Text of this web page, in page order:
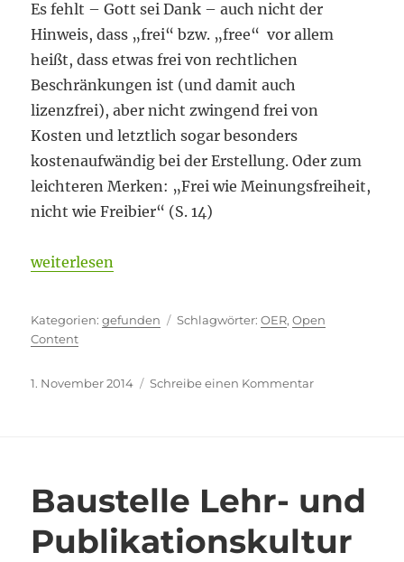
Es fehlt – Gott sei Dank – auch nicht der
Hinweis, dass „frei“ bzw. „free“ vor allem
heißt, dass etwas frei von rechtlichen
Beschränkungen ist (und damit auch
lizenzfrei), aber nicht zwingend frei von
Kosten und letztlich sogar besonders
kostenaufwändig bei der Erstellung. Oder zum
leichteren Merken: „Frei wie Meinungsfreiheit,
nicht wie Freibier“ (S. 14)
„Nicht wie Freibier“
weiterlesen
Kategorien
gefunden Schlagwörter
OER,Open
Content
Veröffentlicht
1. November 2014 Schreibe einen Kommentarzu
Baustelle Lehr- und
Publikationskultur